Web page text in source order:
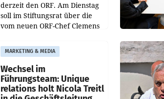
derzeit den ORF. Am Dienstag
soll im Stiftungsrat über die
vom neuen ORF-Chef Clemens
Besetzungen für die
Direktionen abgestimmt
werden.
MARKETING & MEDIA
Wechsel im
Führungsteam: Unique
relations holt Nicola Treitl